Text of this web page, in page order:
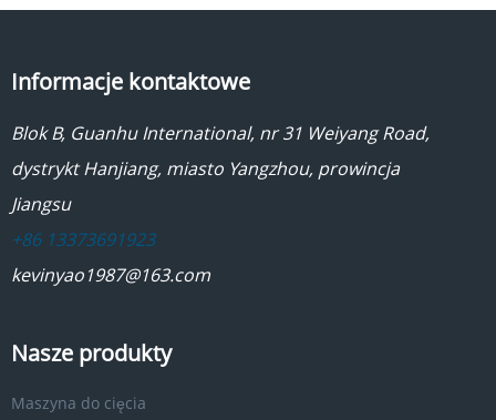
Informacje kontaktowe
Blok B, Guanhu International, nr 31 Weiyang Road,
dystrykt Hanjiang, miasto Yangzhou, prowincja
Jiangsu
+86 13373691923
kevinyao1987@163.com
Nasze produkty
Maszyna do cięcia